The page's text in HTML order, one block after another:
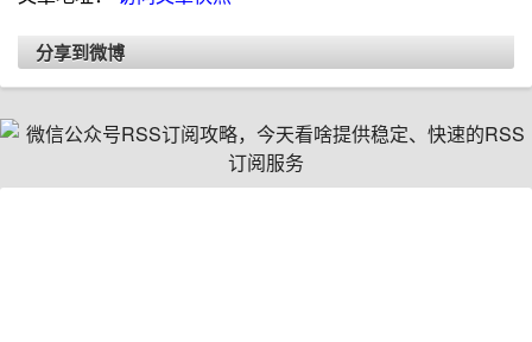
分享到微博